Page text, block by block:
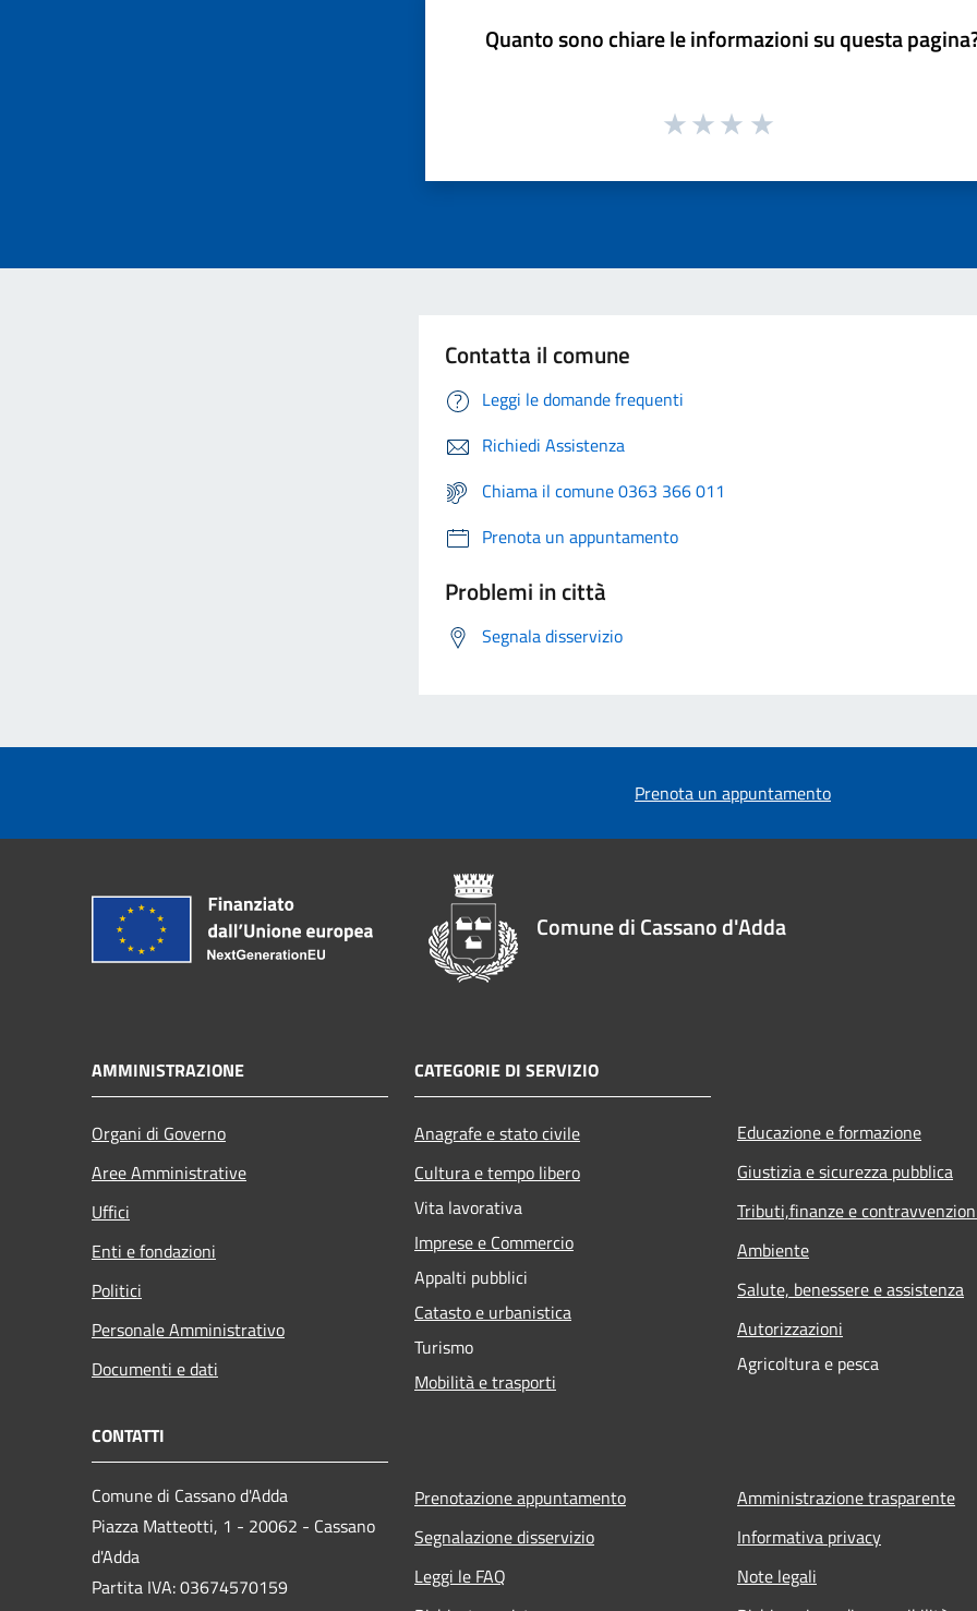
Quanto sono chiare le informazioni su questa
Contatta il comune
Leggi le domande frequenti
Richiedi Assistenza
Chiama il comune 0363 366 011
Prenota un appuntamento
Problemi in città
Segnala disservizio
Prenota un appuntamento
Comune di Cassano d'Adda
AMMINISTRAZIONE
Organi di Governo
Aree Amministrative
Uffici
Enti e fondazioni
Politici
Personale Amministrativo
Documenti e dati
CATEGORIE DI SERVIZIO
Anagrafe e stato civile
Cultura e tempo libero
Vita lavorativa
Imprese e Commercio
Appalti pubblici
Catasto e urbanistica
Turismo
Mobilità e trasporti
Educazione e formazione
Giustizia e sicurezza pubblica
Tributi,finanze e
Ambiente
Salute, benessere e assistenza
Autorizzazioni
Agricoltura e pesca
CONTATTI
Comune di Cassano d'Adda
Piazza Matteotti, 1 - 20062 - Cassano
d'Adda
Partita IVA: 03674570159
Prenotazione appuntamento
Segnalazione disservizio
Leggi le FAQ
Amministrazione trasparente
Informativa privacy
Note legali